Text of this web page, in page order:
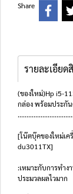
Share
รายละเอียด
(ของใหม่)Hp i5-
กล่อง พร้อมประกั
[โน๊ตบุ๊คของใหม่เค
du3011TX]
:เหมาะกับการทำง
ประมวลผลไวมาก